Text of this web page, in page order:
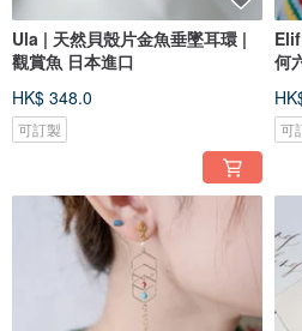
Ula | 天然貝殼片金魚垂墜耳環 |
觀賞魚 日本進口
HK$ 348.0
可訂製
何
可